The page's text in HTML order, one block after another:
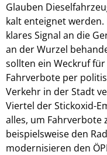
Glauben
kalt enteignet
klares Signal an die
an der Wurzel
sollten ein Weckruf
Fahrverbote per
Verkehr in der Stadt
Viertel der Stickoxid-
alles, um Fahrverbote
beispielsweise den
modernisieren den